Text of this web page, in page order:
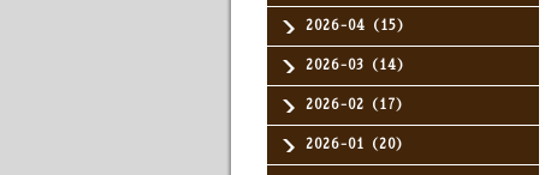
2026-04（15）
2026-03（14）
2026-02（17）
2026-01（20）